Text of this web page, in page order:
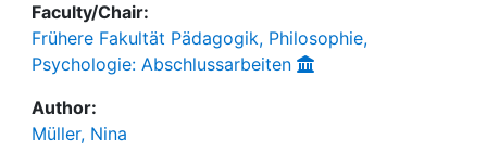
Faculty/Chair:
Frühere Fakultät Pädagogik, Philosophie,
Psychologie: Abschlussarbeiten
Author:
Müller, Nina